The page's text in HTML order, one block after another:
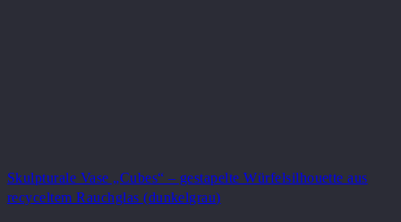
Skulpturale Vase „Cubes“ – gestapelte Würfelsilhouette aus
recyceltem Rauchglas (dunkelgrau)